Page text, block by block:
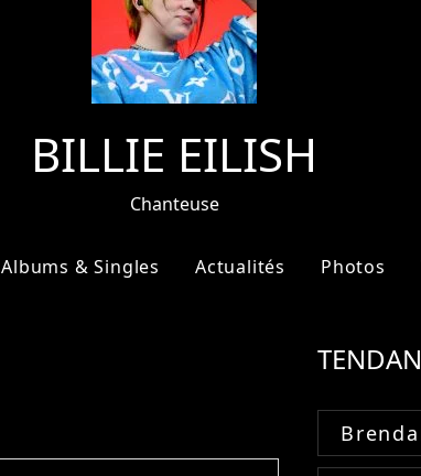
BILLIE EILISH
Chanteuse
Albums & Singles Actualités Photos